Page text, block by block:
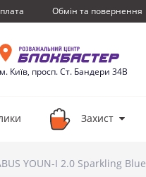
Обмiн та повернення
м. Київ, просп. Ст. Бандери 34В
Захист
YOUN-I 2.0 Sparkling Blue